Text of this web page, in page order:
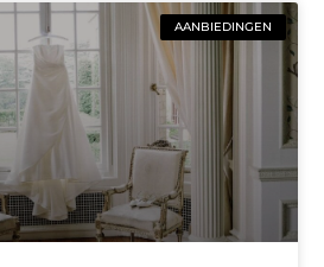
AANBIEDINGEN